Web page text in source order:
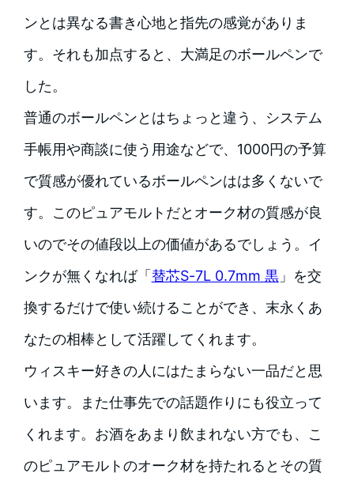
ンとは異なる書き心地と指先の感覚がありま
す。それも加点すると、大満足のボールペンで
した。
普通のボールペンとはちょっと違う、システム
手帳用や商談に使う用途などで、1000円の予算
で質感が優れているボールペンはは多くないで
す。このピュアモルトだとオーク材の質感が良
いのでその値段以上の価値があるでしょう。イ
ンクが無くなれば「替芯S-7L 0.7mm 黒」を交
換するだけで使い続けることができ、末永くあ
なたの相棒として活躍してくれます。
ウィスキー好きの人にはたまらない一品だと思
います。また仕事先での話題作りにも役立って
くれます。お酒をあまり飲まれない方でも、こ
のピュアモルトのオーク材を持たれるとその質